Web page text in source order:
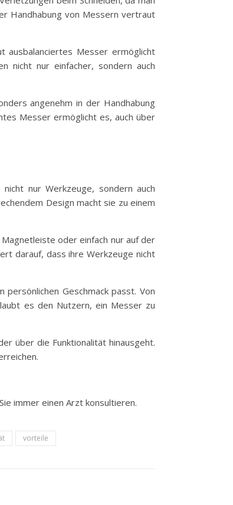
Handhabung von Messern vertraut
ausbalanciertes Messer ermöglicht
nicht nur einfacher, sondern auch
angenehm in der Handhabung
Messer ermöglicht es, auch über
nur Werkzeuge, sondern auch
Design macht sie zu einem
oder einfach nur auf der
darauf, dass ihre Werkzeuge nicht
Geschmack passt. Von
es den Nutzern, ein Messer zu
über die Funktionalität hinausgeht.
immer einen Arzt konsultieren.
vorteile